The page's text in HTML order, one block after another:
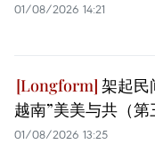
01/08/2026 14:21
架起民
越南”美美与共（第
01/08/2026 13:25